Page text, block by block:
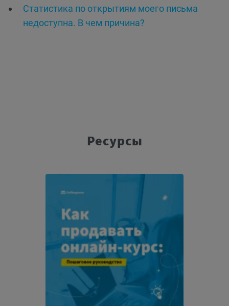
Cтатистика по открытиям моего письма
недоступна. В чем причина?
Ресурсы